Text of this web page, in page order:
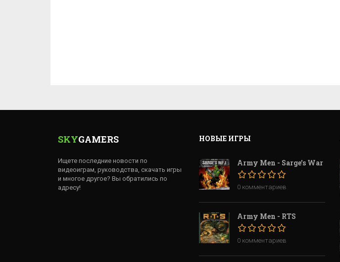
SKYGAMERS
Ищете последние новости по
видеоиграм, руководства, скачать игры
и многое другое? Вы обратились по
адресу!
НОВЫЕ ИГРЫ
Army Men - Sarge's War
0 комментариев
Army Men - RTS
0 комментариев